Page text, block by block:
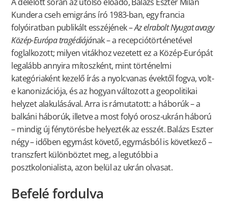
Kundera cseh emigráns író 1983-ban, egy francia
folyóiratban publikált esszéjének –Az elrabolt Nyugat avagy
Közép-Európa tragédiájának – a recepciótörténetével
foglalkozott; milyen vitákhoz vezetett ez a Közép-Európát
legalább annyira mítoszként, mint történelmi
kategóriaként kezelő írás a nyolcvanas évektől fogva, volt-
e kanonizációja, és az hogyan változott a geopolitikai
helyzet alakulásával. Arra is rámutatott: a háborúk – a
balkáni háborúk, illetve a most folyó orosz-ukrán háború
– mindig új fénytörésbe helyezték az esszét. Balázs Eszter
négy – időben egymást követő, egymásból is következő –
transzfert különböztet meg, a legutóbbi a
posztkolonialista, azon belül az ukrán olvasat.
Befelé fordulva